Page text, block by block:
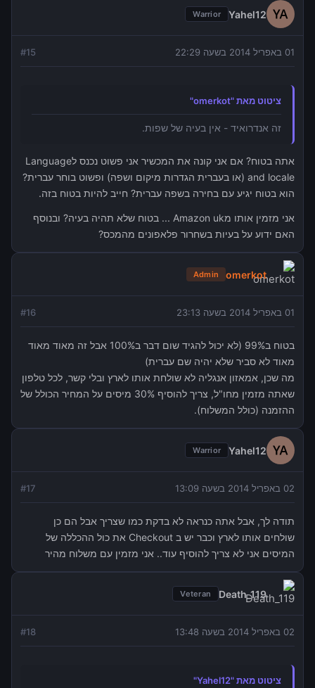
Yahel12
Warrior
01 באפריל 2014 בשעה 22:29 #15
ציטוט מאת "omerkot"
זה אנדרואיד - אין בעיה של שפות.
אתה בטוח? אם אני קונה את המכשיר אני פשוט נכנס לLanguage
and locale (או בעברית הגדרות מיקום ושפה) ופשוט בוחר עברית?
הוא בטוח יגיע עם בחירה בשפה עברית? חייב להיות בטוח בזה.
אני מזמין אותו מAmazon uk ... בטוח שלא תהיה בעיה? ובנוסף
האם ידוע על בעיות בשחרור פלאפונים מהמכס?
omerkot
Admin
01 באפריל 2014 בשעה 23:13 #16
בטוח ב99% (לא יכול להגיד שום דבר ב100% אבל זה מאוד מאוד
מאוד לא סביר שלא יהיה שם עברית)
מה שכן, אמאזון אנגליה לא שולחת אותו לארץ ובלי קשר, לכל טלפון
שאתה מזמין מחו"ל, צריך להוסיף 30% מיסים על המחיר הכולל של
ההזמנה (כולל המשלוח).
Yahel12
Warrior
02 באפריל 2014 בשעה 13:09 #17
תודה לך, אבל אתה כנראה לא בדקת כמו שצריך אבל הם כן
שולחים אותו לארץ וכבר יש ב Checkout את כול ההכללה של
המיסים אני לא צריך להוסיף עוד.. אני מזמין עם משלוח מהיר
Death_119
Veteran
02 באפריל 2014 בשעה 13:48 #18
ציטוט מאת "Yahel12"